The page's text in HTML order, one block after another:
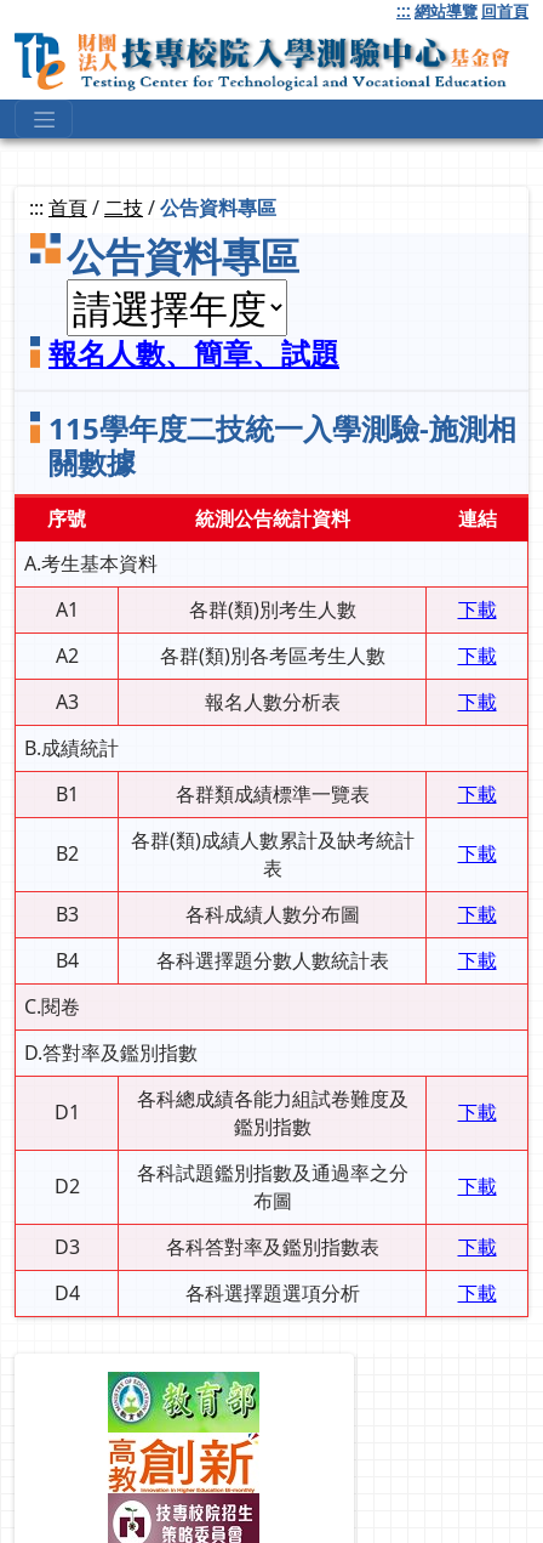
到
要
::: 網站導覽 回首頁
::: 首頁/二技/公告資料專區
公告資料專區
報名人數、簡章、試題
115學年度二技統一入學測驗-施測相
關數據
序號 統測公告統計資料
連結
A.考生基本資料
A1
各群(類)別考生人數
下載
A2
各群(類)別各考區考生人數
下載
A3
報名人數分析表
下載
B.成績統計
B1
各群類成績標準一覽表 下載
B2
各群(類)成績人數累計及缺考統計
表
下載
B3 各科成績人數分布圖
下載
B4
各科選擇題分數人數統計表
下載
C.閱卷
D.答對率及鑑別指數
D1
各科總成績各能力組試卷難度及
鑑別指數
下載
D2
各科試題鑑別指數及通過率之分
布圖
下載
D3 各科答對率及鑑別指數表
下載
D4
各科選擇題選項分析 下載